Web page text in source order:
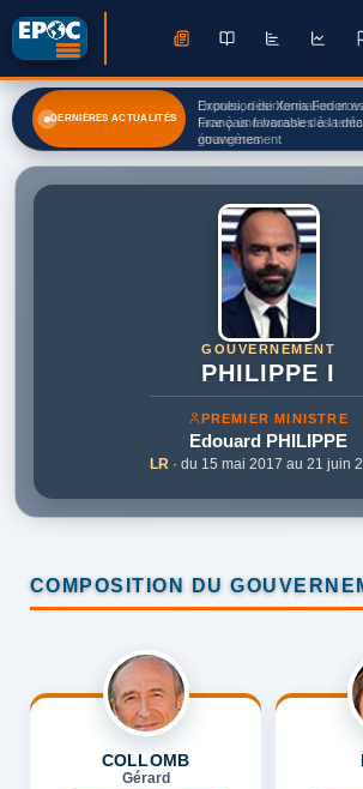
DERNIÈRES ACTUALITÉS
Expulsion de Xenia
Français favorables à la
gouvernement
GOUVERNEMENT
PHILIPPE I
PREMIER MINISTRE
Edouard PHILIPPE
LR · du 15 mai 2017 au 21 juin
COMPOSITION DU
COLLOMB
Gérard